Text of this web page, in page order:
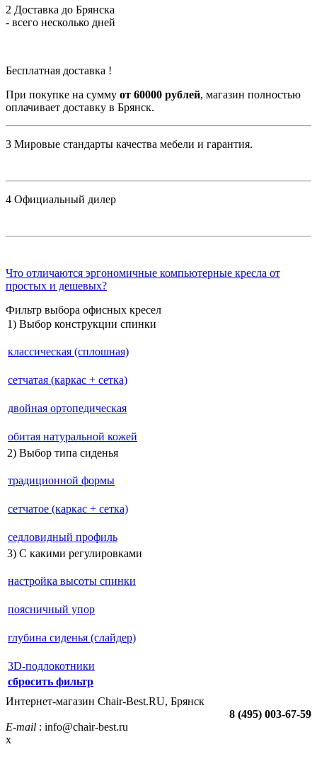
2 Доставка до Брянска
- всего несколько дней
Бесплатная доставка !
При покупке на сумму от 60000 рублей, магазин полностью
оплачивает доставку в Брянск.
3 Мировые стандарты качества мебели и гарантия.
4 Официальный дилер
Что отличаются эргономичные компьютерные кресла от
простых и дешевых?
Фильтр выбора офисных кресел
1) Выбор конструкции спинки
классическая (сплошная)
сетчатая (каркас + сетка)
двойная ортопедическая
обитая натуральной кожей
2) Выбор типа сиденья
традиционной формы
сетчатое (каркас + сетка)
седловидный профиль
3) С какими регулировками
настройка высоты спинки
поясничный упор
глубина сиденья (слайдер)
3D-подлокотники
сбросить фильтр
Интернет-магазин Chair-Best.RU, Брянск
8 (495) 003-67-59
E-mail : info@chair-best.ru
x